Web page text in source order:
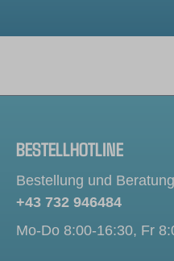
BESTELLHOTLINE
Bestellung und
+43 732 946484
Mo-Do 8:00-16:30, Fr